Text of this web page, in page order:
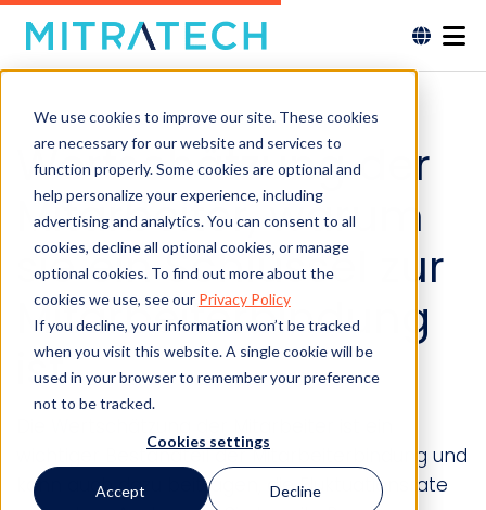
We use cookies to improve our site. These cookies
are necessary for our website and services to
function properly. Some cookies are optional and
help personalize your experience, including
advertising and analytics. You can consent to all
cookies, decline all optional cookies, or manage
optional cookies. To find out more about the
cookies we use, see our Privacy Policy
If you decline, your information won’t be tracked
when you visit this website. A single cookie will be
used in your browser to remember your preference
not to be tracked.
Cookies settings
Accept Decline
Wertschätzung der
Mitarbeiter, warum
sie ein Schlüssel zur
Mitarbeiterbindung
ist
wichtiger Bestandteil der Mitarbeiterbindung und
kann auch dazu beitragen, die Fluktuationsrate